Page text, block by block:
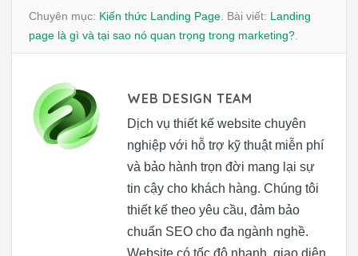
Chuyên mục: Kiến thức Landing Page . Bài viết: Landing
page là gì và tại sao nó quan trọng trong marketing?
WEB DESIGN TEAM
Dịch vụ thiết kế website chuyên
nghiệp với hỗ trợ kỹ thuật miễn phí
và bảo hành trọn đời mang lại sự
tin cậy cho khách hàng. Chúng tôi
thiết kế theo yêu cầu, đảm bảo
chuẩn SEO cho đa ngành nghề.
Website có tốc độ nhanh, giao diện